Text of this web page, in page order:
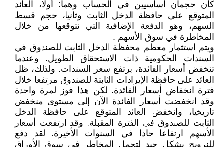
كان حجمان أساسيين في الحساب وهما: أولا، العائد
المتوقع على حافظة الدخل الثابت وثانيا، حجم قسط
السهم، وهو الدفعة الإضافية التي نتوقعها من خلال
المخاطرة في سوق الأسهم .
ويتم استثمار معظم محفظة الدخل الثابت للصندوق في
السندات الحكومية ذات الاستحقاق الطويل. وعندما
تنخفض أسعار الفائدة، يرتفع سعر السندات. ولذلك، ظل
العائد على حافظة الإيرادات الثابتة للصندوق مرتفعا خلال
فترة انخفاض أسعار الفائدة. لكن هذا فوز لمرة واحدة
وقد انخفضت أسعار الفائدة الآن إلى مستوى منخفض
تاريخيا، وانخفض العائد المتوقع على حافظة الدخل
الثابت للصندوق في الفترة المقبلة. وقد ارتفعت أسعار
الأسهم ارتفاعا حادا في السنوات الأخيرة. لقد دفع
للنرويج بشكل جيد لتحمل المخاطر في سوق الأوراق